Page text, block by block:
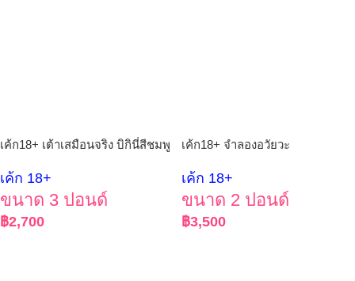
เค้ก18+ เต้าเสมือนจริง บิกินี่สีชมพู
เค้ก 18+
ขนาด 3 ปอนด์
฿2,700
เค้ก18+ จำลองอวัยวะ
เค้ก 18+
ขนาด 2 ปอนด์
฿3,500